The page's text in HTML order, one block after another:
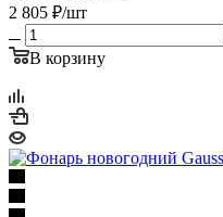
2 805 ₽/шт
В корзину